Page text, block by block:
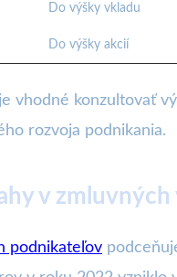
Do výšky vkladu
Do výšky akcií
vhodné konzultovať
rozvoja podnikania.
v
podnikateľov